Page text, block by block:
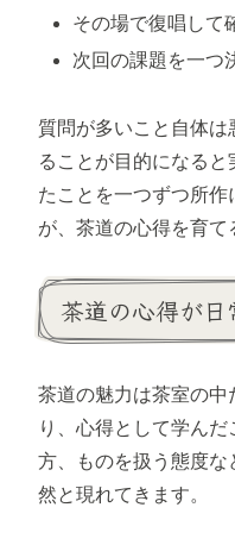
その場で復唱して
次回の課題を一つ
質問が多いこと自体
ることが目的になる
たことを一つずつ所作
が、茶道の心得を育て
茶道の心得が
茶道の魅力は茶室の中
り、心得として学ん
方、ものを扱う態度な
然と現れてきます。